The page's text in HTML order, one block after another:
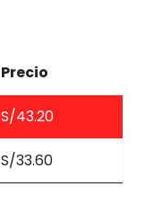
Precio
S/43.20
S/33.60